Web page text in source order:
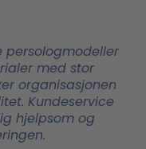
persologmodeller
med stor
organisasjonen
Kundeservice
hjelpsom og